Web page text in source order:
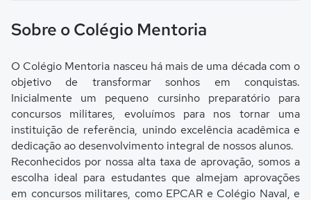
Sobre o Colégio Mentoria
O Colégio Mentoria nasceu há mais de uma década com o
objetivo de transformar sonhos em conquistas.
Inicialmente um pequeno cursinho preparatório para
concursos militares, evoluímos para nos tornar uma
instituição de referência, unindo excelência acadêmica e
dedicação ao desenvolvimento integral de nossos alunos.
Reconhecidos por nossa alta taxa de aprovação, somos a
escolha ideal para estudantes que almejam aprovações
em concursos militares, como EPCAR e Colégio Naval, e